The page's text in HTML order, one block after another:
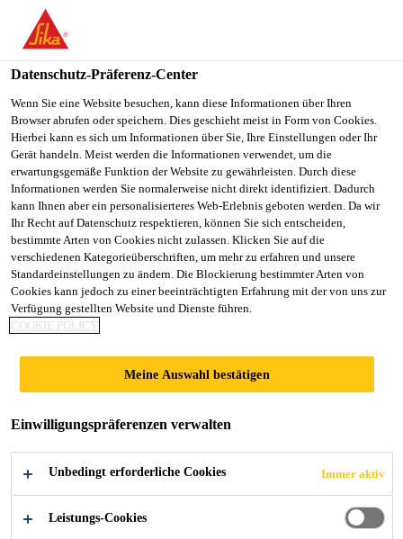
You are accessing "Sika Österreich", it seems you are accessing it
from "Vereinigte Staaten". We have a dedicated website for your
country.
TO
SIKA
USA
STAY ON THE SIKA
ÖSTERREICH WEBSITE
SELECT A
COUNTRY
Sika Österreich
JETZT ZUM
NEWSLETTER
ANMELDEN
UND
GEWINNEN!
Datenschutz-Präferenz-Center
Wenn Sie eine Website besuchen, kann diese Informationen über Ihren
Browser abrufen oder speichern. Dies geschieht meist in Form von Cookies.
Hierbei kann es sich um Informationen über Sie, Ihre Einstellungen oder Ihr
Gerät handeln. Meist werden die Informationen verwendet, um die
erwartungsgemäße Funktion der Website zu gewährleisten. Durch diese
Informationen werden Sie normalerweise nicht direkt identifiziert. Dadurch
kann Ihnen aber ein personalisierteres Web-Erlebnis geboten werden. Da wir
Ihr Recht auf Datenschutz respektieren, können Sie sich entscheiden,
bestimmte Arten von Cookies nicht zulassen. Klicken Sie auf die
verschiedenen Kategorieüberschriften, um mehr zu erfahren und unsere
Standardeinstellungen zu ändern. Die Blockierung bestimmter Arten von
Cookies kann jedoch zu einer beeinträchtigten Erfahrung mit der von uns zur
Verfügung gestellten Website und Dienste führen.
COOKIE POLICY
Meine Auswahl bestätigen
Einwilligungspräferenzen verwalten
Unbedingt erforderliche Cookies Immer aktiv
Leistungs-Cookies